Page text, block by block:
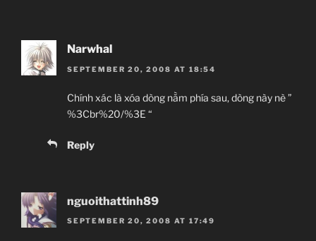
Narwhal
SEPTEMBER 20, 2008 AT 18:54
Chính xác là xóa dòng nằm phía sau, dòng này nè ”
%3Cbr%20/%3E “
Reply
nguoithattinh89
SEPTEMBER 20, 2008 AT 17:49